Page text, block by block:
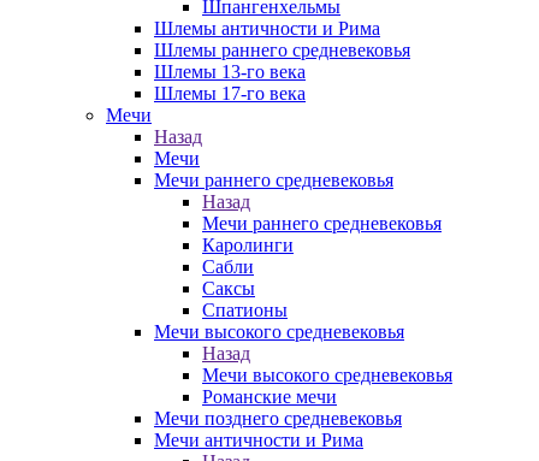
Шпангенхельмы
Шлемы античности и Рима
Шлемы раннего средневековья
Шлемы 13-го века
Шлемы 17-го века
Мечи
Назад
Мечи
Мечи раннего средневековья
Назад
Мечи раннего средневековья
Каролинги
Сабли
Саксы
Спатионы
Мечи высокого средневековья
Назад
Мечи высокого средневековья
Романские мечи
Мечи позднего средневековья
Мечи античности и Рима